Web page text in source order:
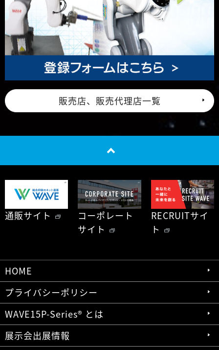
販売店、販売代理店一覧
通販サイト
コーポレート
サイト
RECRUITサイ
ト
HOME
プライバシーポリシー
WAVE15P-Series® とは
展示会出展情報